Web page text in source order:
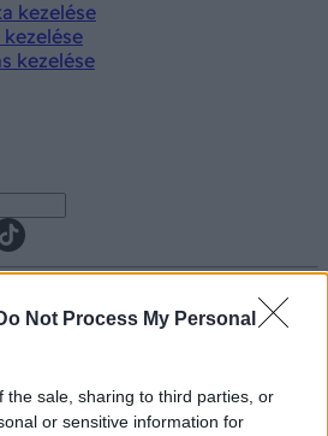
Not Process My Personal
the sale, sharing to third parties, or
or sensitive information for
kezelése
kezelése